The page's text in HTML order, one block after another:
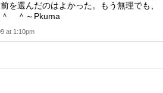
を選んだのはよかった。もう無理でも、
＾ ＾～Pkuma
at 1:10pm